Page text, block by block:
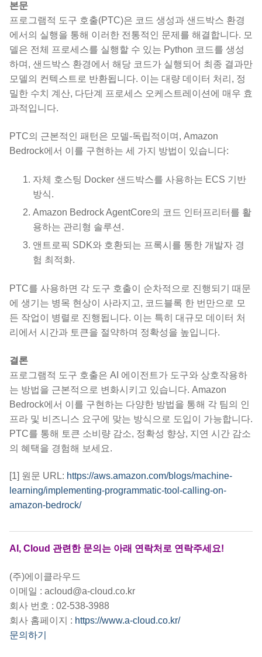
본문
프로그램적 도구 호출(PTC)은 코드 생성과 샌드박스 환경
에서의 실행을 통해 이러한 전통적인 문제를 해결합니다. 모
델은 전체 프로세스를 실행할 수 있는 Python 코드를 생성
하며, 샌드박스 환경에서 해당 코드가 실행되어 최종 결과만
모델의 컨텍스트로 반환됩니다. 이는 대량 데이터 처리, 정
밀한 수치 계산, 다단계 프로세스 오케스트레이션에 매우 효
과적입니다.
PTC의 근본적인 패턴은 모델-독립적이며, Amazon
Bedrock에서 이를 구현하는 세 가지 방법이 있습니다:
자체 호스팅 Docker 샌드박스를 사용하는 ECS 기반
방식.
Amazon Bedrock AgentCore의 코드 인터프리터를 활
용하는 관리형 솔루션.
앤트로픽 SDK와 호환되는 프록시를 통한 개발자 경
험 최적화.
PTC를 사용하면 각 도구 호출이 순차적으로 진행되기 때문
에 생기는 병목 현상이 사라지고, 코드블록 한 번만으로 모
든 작업이 병렬로 진행됩니다. 이는 특히 대규모 데이터 처
리에서 시간과 토큰을 절약하며 정확성을 높입니다.
결론
프로그램적 도구 호출은 AI 에이전트가 도구와 상호작용하
는 방법을 근본적으로 변화시키고 있습니다. Amazon
Bedrock에서 이를 구현하는 다양한 방법을 통해 각 팀의 인
프라 및 비즈니스 요구에 맞는 방식으로 도입이 가능합니다.
PTC를 통해 토큰 소비량 감소, 정확성 향상, 지연 시간 감소
의 혜택을 경험해 보세요.
[1] 원문 URL: https://aws.amazon.com/blogs/machine-
learning/implementing-programmatic-tool-calling-on-
amazon-bedrock/
AI, Cloud 관련한 문의는 아래 연락처로 연락주세요!
(주)에이클라우드
이메일 : acloud@a-cloud.co.kr
회사 번호 : 02-538-3988
회사 홈페이지 : https://www.a-cloud.co.kr/
문의하기